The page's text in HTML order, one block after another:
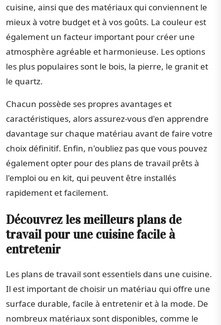
cuisine, ainsi que des matériaux qui conviennent le
mieux à votre budget et à vos goûts. La couleur est
également un facteur important pour créer une
atmosphère agréable et harmonieuse. Les options
les plus populaires sont le bois, la pierre, le granit et
le quartz.
Chacun possède ses propres avantages et
caractéristiques, alors assurez-vous d'en apprendre
davantage sur chaque matériau avant de faire votre
choix définitif. Enfin, n'oubliez pas que vous pouvez
également opter pour des plans de travail prêts à
l'emploi ou en kit, qui peuvent être installés
rapidement et facilement.
Découvrez les meilleurs plans de
travail pour une cuisine facile à
entretenir
Les plans de travail sont essentiels dans une cuisine.
Il est important de choisir un matériau qui offre une
surface durable, facile à entretenir et à la mode. De
nombreux matériaux sont disponibles, comme le